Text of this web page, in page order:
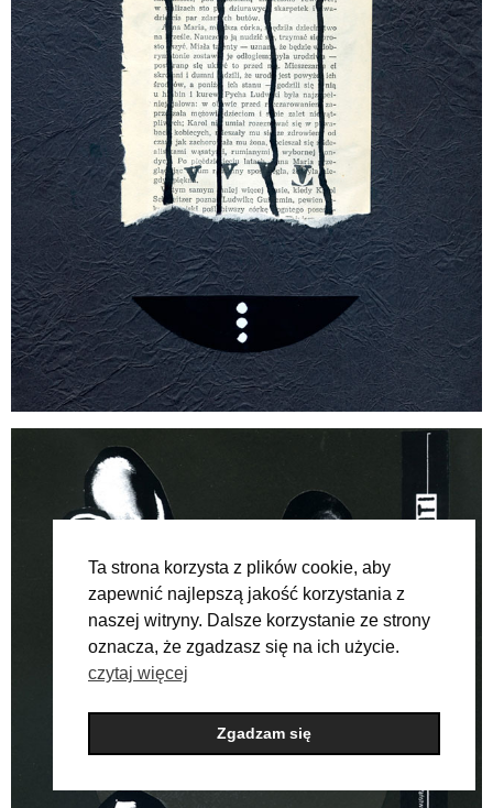
Ta strona korzysta z plików cookie, aby
zapewnić najlepszą jakość korzystania z
naszej witryny. Dalsze korzystanie ze strony
oznacza, że zgadzasz się na ich użycie.
czytaj więcej
Zgadzam się